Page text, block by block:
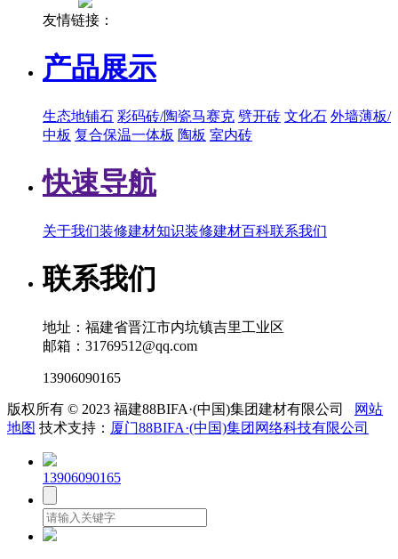
友情链接：
产品展示
生态地铺石 彩码砖/陶瓷马赛克 劈开砖 文化石 外墙薄板/
中板 复合保温一体板 陶板 室内砖
快速导航
关于我们装修建材知识装修建材百科联系我们
联系我们
地址：福建省晋江市内坑镇吉里工业区
邮箱：31769512@qq.com
13906090165
版权所有 © 2023 福建88BIFA·(中国)集团建材有限公司
网站
地图 技术支持： 厦门88BIFA·(中国)集团网络科技有限公司
13906090165